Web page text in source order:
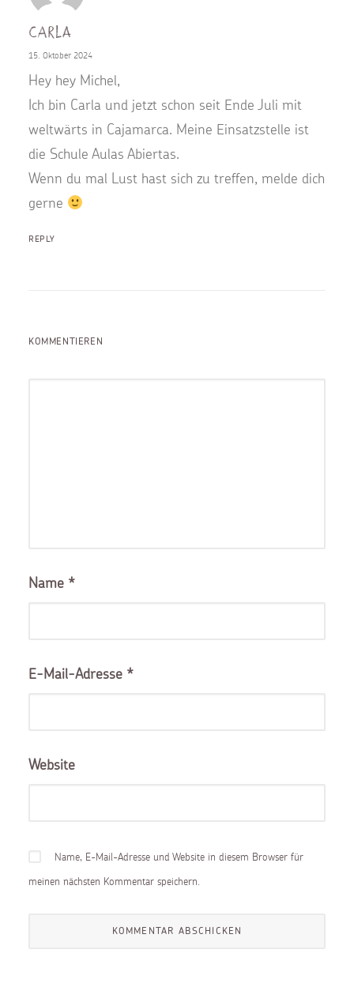
Carla
15. Oktober 2024
Hey hey Michel,
Ich bin Carla und jetzt schon seit Ende Juli mit
weltwärts in Cajamarca. Meine Einsatzstelle ist
die Schule Aulas Abiertas.
Wenn du mal Lust hast sich zu treffen, melde dich
gerne
REPLY
KOMMENTIEREN
Name *
E-Mail-Adresse *
Website
Name, E-Mail-Adresse und Website in diesem Browser für
meinen nächsten Kommentar speichern.